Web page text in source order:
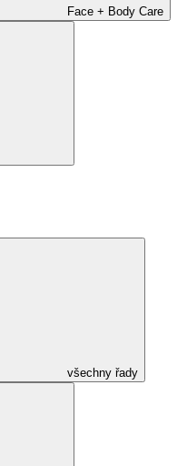
Face + Body Care
všechny řady